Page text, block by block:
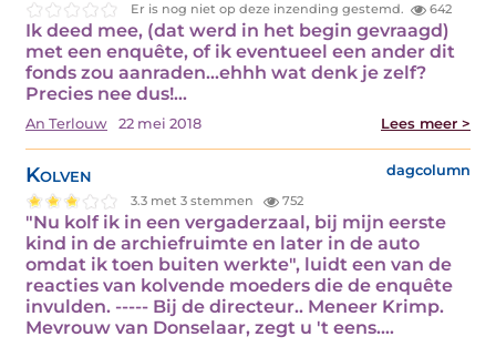
Er is nog niet op deze inzending gestemd. 642
Ik deed mee, (dat werd in het begin gevraagd)
met een enquête, of ik eventueel een ander dit
fonds zou aanraden...ehhh wat denk je zelf?
Precies nee dus!…
An Terlouw 22 mei 2018 Lees meer >
Kolven dagcolumn
3.3 met 3 stemmen 752
"Nu kolf ik in een vergaderzaal, bij mijn eerste
kind in de archiefruimte en later in de auto
omdat ik toen buiten werkte", luidt een van de
reacties van kolvende moeders die de enquête
invulden. ----- Bij de directeur.. Meneer Krimp.
Mevrouw van Donselaar, zegt u 't eens.…